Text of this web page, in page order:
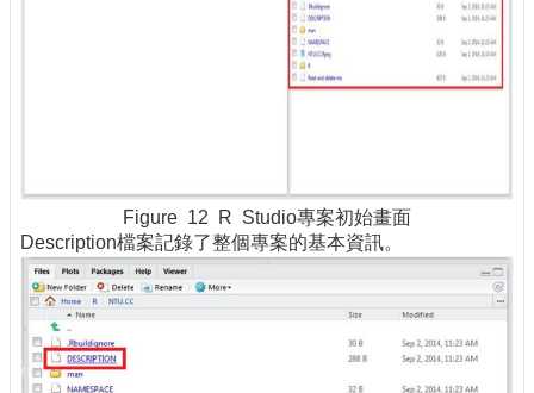
Figure 12 R Studio專案初始畫面
Description檔案記錄了整個專案的基本資訊。